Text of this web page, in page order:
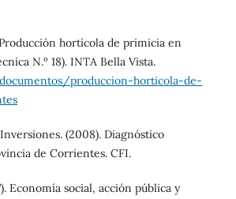
hortícola de primicia en
N.º 18). INTA Bella Vista.
produccion-horticola-de-
(2008). Diagnóstico
de Corrientes. CFI.
Economía social, acción pública y